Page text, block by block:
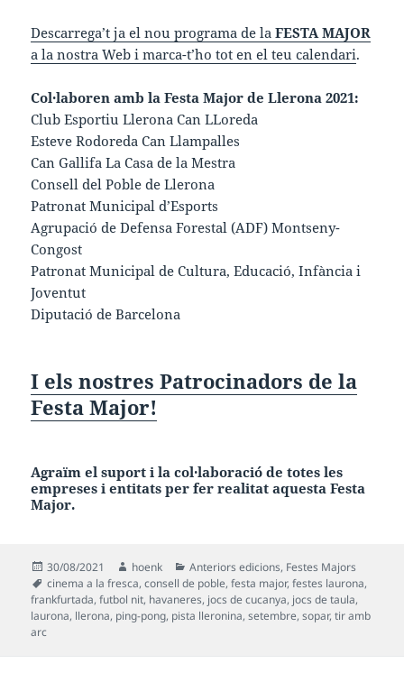
Descarrega’t ja el nou programa de laFESTA MAJOR
a la nostra Web i marca-t’ho tot en el teu calendari.
Col·laboren amb la Festa Major de Llerona 2021:
Club Esportiu Llerona Can LLoreda
Esteve Rodoreda Can Llampalles
Can Gallifa La Casa de la Mestra
Consell del Poble de Llerona
Patronat Municipal d’Esports
Agrupació de Defensa Forestal (ADF) Montseny-
Congost
Patronat Municipal de Cultura, Educació, Infància i
Joventut
Diputació de Barcelona
I els nostres Patrocinadors de la
Festa Major!
Agraïm el suport i la col·laboració de totes les
empreses i entitats per fer realitat aquesta Festa
Major.
Publicat
el
30/08/2021 Autor
hoenk Categories
Anteriors edicions, Festes Majors
Etiquetes
cinema a la fresca,consell de poble,festa major,festes laurona,
frankfurtada,futbol nit, havaneres, jocs de cucanya, jocs de taula,
laurona, llerona, ping-pong, pista lleronina,setembre,sopar,tir amb
arc